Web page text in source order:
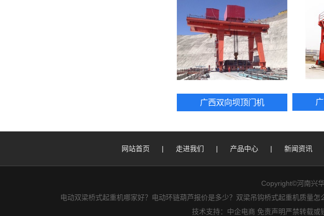
广西双向坝顶门机
网站首页 | 走进我们 | 产品中心 | 新闻资讯
Copyright©河南兴
电动双梁桥式起重机哪家好？电动环链葫芦报价是多少？双梁吊钩桥式起重机质量
技术支持：中企电商 免责声明严禁转载或